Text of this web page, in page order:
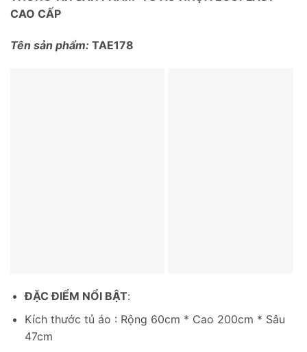
CAO CẤP
Tên sản phẩm: TAE178
ĐẶC ĐIỂM NỔI BẬT:
Kích thước tủ áo : Rộng 60cm * Cao 200cm * Sâu
47cm